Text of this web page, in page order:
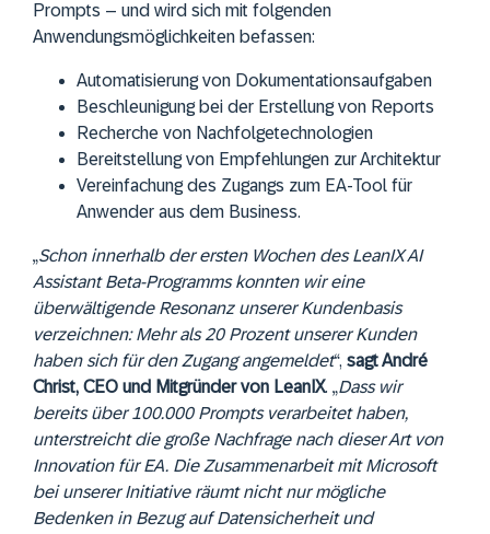
Prompts – und wird sich mit folgenden
Anwendungsmöglichkeiten befassen:
Automatisierung von Dokumentationsaufgaben
Beschleunigung bei der Erstellung von Reports
Recherche von Nachfolgetechnologien
Bereitstellung von Empfehlungen zur Architektur
Vereinfachung des Zugangs zum EA-Tool für
Anwender aus dem Business.
„Schon innerhalb der ersten Wochen des LeanIX AI
Assistant Beta-Programms konnten wir eine
überwältigende Resonanz unserer Kundenbasis
verzeichnen: Mehr als 20 Prozent unserer Kunden
haben sich für den Zugang angemeldet“, sagt André
Christ, CEO und Mitgründer von LeanIX. „Dass wir
bereits über 100.000 Prompts verarbeitet haben,
unterstreicht die große Nachfrage nach dieser Art von
Innovation für EA. Die Zusammenarbeit mit Microsoft
bei unserer Initiative räumt nicht nur mögliche
Bedenken in Bezug auf Datensicherheit und